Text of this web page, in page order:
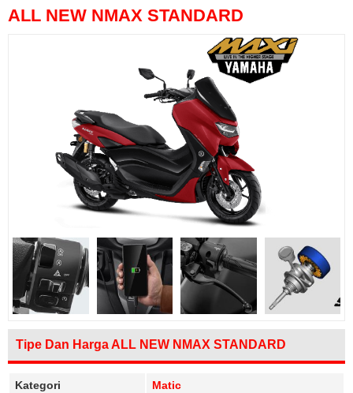
ALL NEW NMAX STANDARD
Tipe Dan Harga ALL NEW NMAX STANDARD
Kategori
Matic